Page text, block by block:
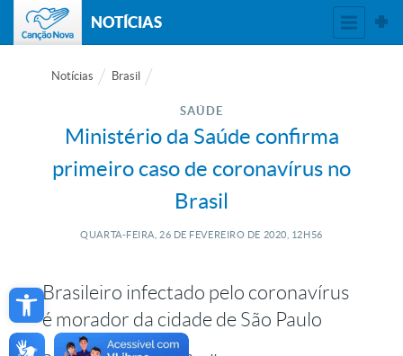
Open toolbar
NOTÍCIAS
Notícias Brasil
SAÚDE
Ministério da Saúde confirma
primeiro caso de coronavírus no
Brasil
QUARTA-FEIRA, 26 DE FEVEREIRO DE 2020, 12H56
Brasileiro infectado pelo coronavírus
é morador da cidade de São Paulo